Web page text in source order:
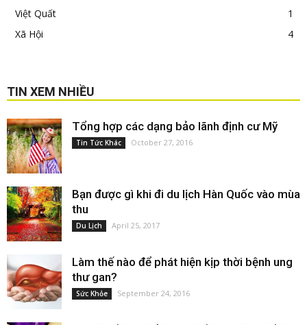
Việt Quất
1
Xã Hội
4
TIN XEM NHIỀU
Tổng hợp các dạng bảo lãnh định cư Mỹ
Tin Tức Khác October 27, 2016
Bạn được gì khi đi du lịch Hàn Quốc vào mùa
thu
Du Lịch April 25, 2017
Làm thế nào để phát hiện kịp thời bệnh ung
thư gan?
Sức Khỏe September 24, 2016